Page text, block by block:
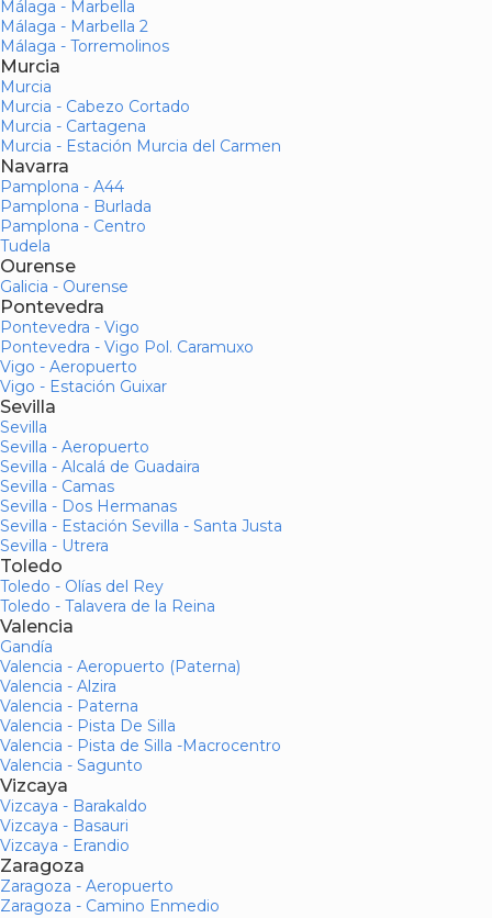
Málaga - Marbella
Málaga - Marbella 2
Málaga - Torremolinos
Murcia
Murcia
Murcia - Cabezo Cortado
Murcia - Cartagena
Murcia - Estación Murcia del Carmen
Navarra
Pamplona - A44
Pamplona - Burlada
Pamplona - Centro
Tudela
Ourense
Galicia - Ourense
Pontevedra
Pontevedra - Vigo
Pontevedra - Vigo Pol. Caramuxo
Vigo - Aeropuerto
Vigo - Estación Guixar
Sevilla
Sevilla
Sevilla - Aeropuerto
Sevilla - Alcalá de Guadaira
Sevilla - Camas
Sevilla - Dos Hermanas
Sevilla - Estación Sevilla - Santa Justa
Sevilla - Utrera
Toledo
Toledo - Olías del Rey
Toledo - Talavera de la Reina
Valencia
Gandía
Valencia - Aeropuerto (Paterna)
Valencia - Alzira
Valencia - Paterna
Valencia - Pista De Silla
Valencia - Pista de Silla -Macrocentro
Valencia - Sagunto
Vizcaya
Vizcaya - Barakaldo
Vizcaya - Basauri
Vizcaya - Erandio
Zaragoza
Zaragoza - Aeropuerto
Zaragoza - Camino Enmedio